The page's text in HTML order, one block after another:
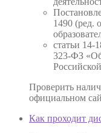
1490 (ред.
статьи 14-
323-ФЗ «Об
Проверить
официальном
Как проходит